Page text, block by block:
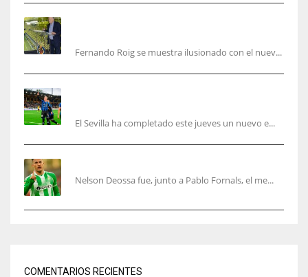
Fernando Roig se muestra ilusionado con el nuev...
El Sevilla ha completado este jueves un nuevo e...
Nelson Deossa fue, junto a Pablo Fornals, el me...
COMENTARIOS RECIENTES